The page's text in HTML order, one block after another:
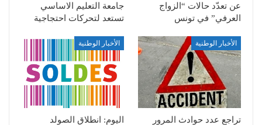
عن تعدّد حالات “الزواج
العرفي” في تونس
جامعة التعليم الاساسي
تستعد لتحركات احتجاجية
الأخبار الوطنية
تراجع عدد حوادث المرور
الأخبار الوطنية
اليوم: انطلاق الصولد